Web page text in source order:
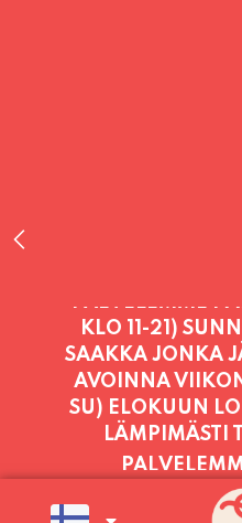
SUNNUNTAI
PALVELEMME
KLO 11-21)
SAAKKA JONKA
AVOINNA
SU) ELOKUUN